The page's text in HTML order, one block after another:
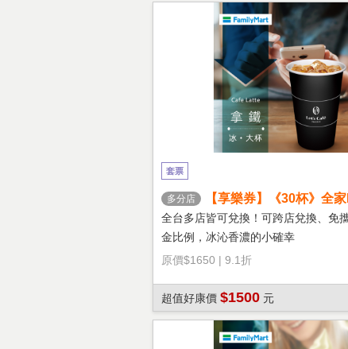
套票
多分店
【享樂券】《30杯》全
冰拿鐵(大杯)
全台多店皆可兌換！可跨店兌換、免
金比例，冰沁香濃的小確幸
原價$1650 | 9.1折
超值好康價 $1500 元